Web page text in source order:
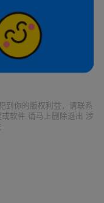
到你的版权利益，请联系
软件 请马上删除退出 涉